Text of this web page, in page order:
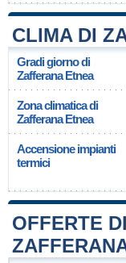
CLIMA DI
Gradi giorno di
Zafferana Etnea
Zona climatica di
Zafferana Etnea
Accensione impianti
termici
OFFERTE